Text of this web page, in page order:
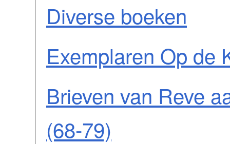
Diverse boeken
Exemplaren Op de
Brieven van Reve
(68-79)